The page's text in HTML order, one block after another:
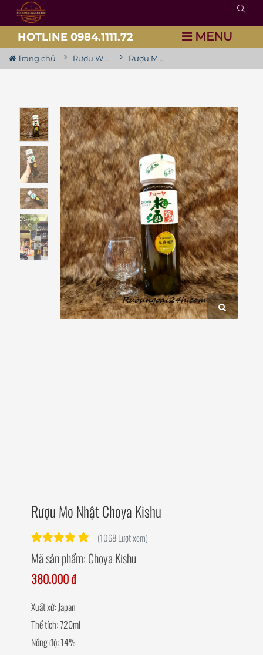
HOTLINE 0984.1111.72 MENU
Trang chủ Rượu Whisky Nhật Rượu Mơ Nhật Choya Kishu
Rượu Mơ Nhật Choya Kishu
(1068 Lượt xem)
Mã sản phẩm: Choya Kishu
380.000 đ
Xuất xứ: Japan
Thể tích: 720ml
Nồng độ: 14%